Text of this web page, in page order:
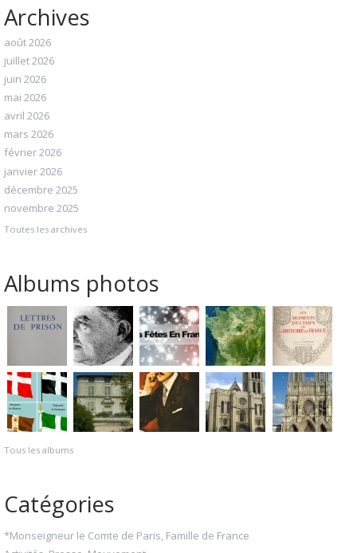
Archives
août 2026
juillet 2026
juin 2026
mai 2026
avril 2026
mars 2026
février 2026
janvier 2026
décembre 2025
novembre 2025
Toutes les archives
Albums photos
Tous les albums
Catégories
*Monseigneur le Comte de Paris, Famille de France